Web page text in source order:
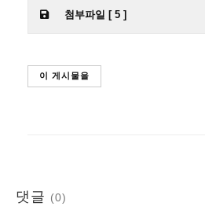
첨부파일 [ 5 ]
이 게시물을
댓글 (0)